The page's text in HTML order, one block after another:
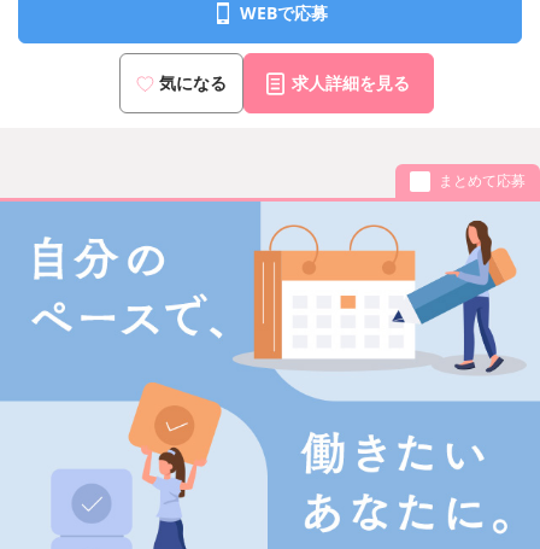
WEBで応募
気になる 求人詳細を見る
まとめて応募